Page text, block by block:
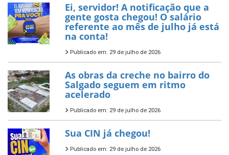
Ei, servidor! A notificação que a
gente gosta chegou! O salário
referente ao mês de julho já está
na conta!
Publicado em: 29 de julho de 2026
As obras da creche no bairro do
Salgado seguem em ritmo
acelerado
Publicado em: 29 de julho de 2026
Sua CIN já chegou!
Publicado em: 29 de julho de 2026